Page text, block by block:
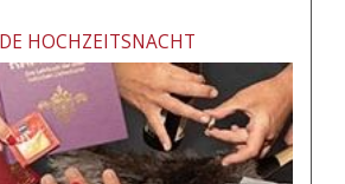
HOCHZEITSNACHT